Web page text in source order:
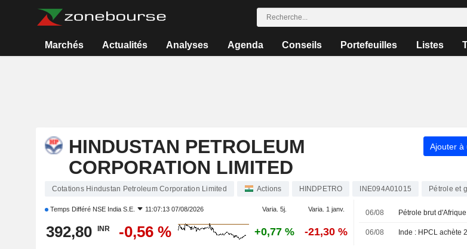
Marchés Actualités Analyses Agenda Conseils Portefeuilles Listes
HINDUSTAN PETROLEUM
CORPORATION LIMITED
Ajouter à
Cotations Hindustan Petroleum Corporation Limited Actions HINDPETRO INE094A01015 Pétrole et
Temps Différé NSE India S.E. 11:07:13 07/08/2026 Varia. 5j. Varia. 1 janv.
392,80 INR -0,56 % +0,77 % -21,30 %
06/08
06/08